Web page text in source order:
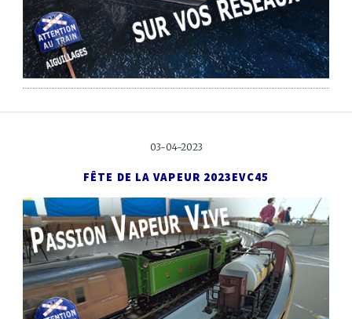
03-04-2023
FÊTE DE LA VAPEUR 2023EVC45